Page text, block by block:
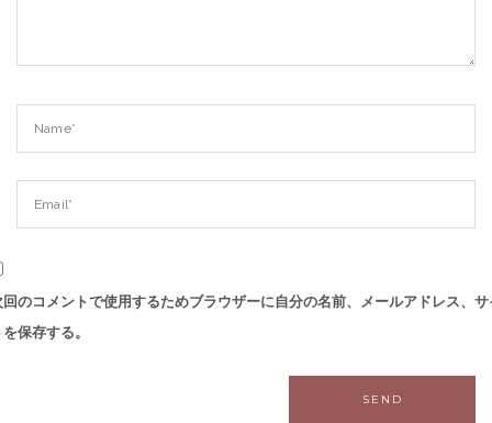
回のコメントで使用するためブラウザーに自分の名前、メールアドレス、サ
保存する。